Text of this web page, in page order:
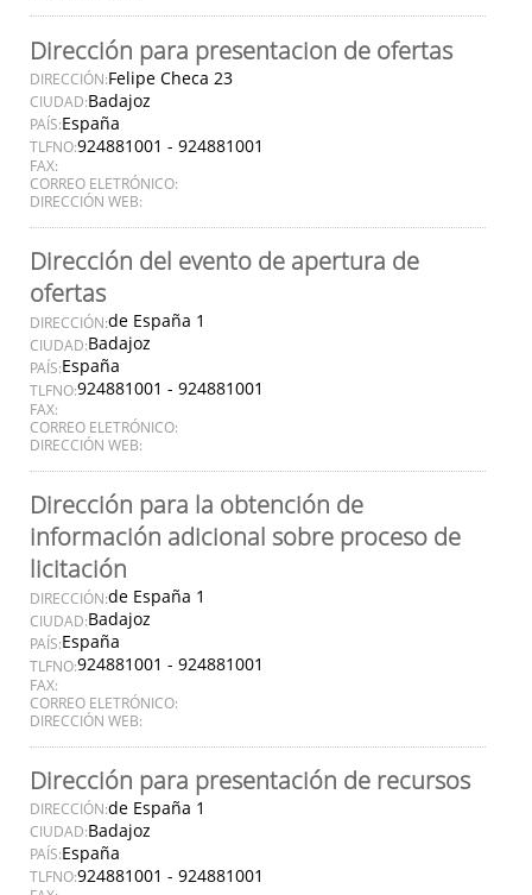
Dirección para presentacion de ofertas
DIRECCIÓN:Felipe Checa 23
CIUDAD:Badajoz
PAÍS:España
TLFNO:924881001 - 924881001
FAX:
CORREO ELETRÓNICO:
DIRECCIÓN WEB:
Dirección del evento de apertura de
ofertas
DIRECCIÓN:de España 1
CIUDAD:Badajoz
PAÍS:España
TLFNO:924881001 - 924881001
FAX:
CORREO ELETRÓNICO:
DIRECCIÓN WEB:
Dirección para la obtención de
información adicional sobre proceso de
licitación
DIRECCIÓN:de España 1
CIUDAD:Badajoz
PAÍS:España
TLFNO:924881001 - 924881001
FAX:
CORREO ELETRÓNICO:
DIRECCIÓN WEB:
Dirección para presentación de recursos
DIRECCIÓN:de España 1
CIUDAD:Badajoz
PAÍS:España
TLFNO:924881001 - 924881001